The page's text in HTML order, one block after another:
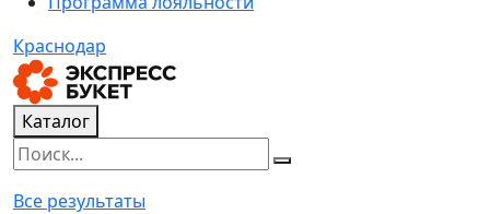
Краснодар
Каталог
Все результаты